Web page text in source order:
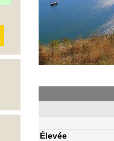
Élevée